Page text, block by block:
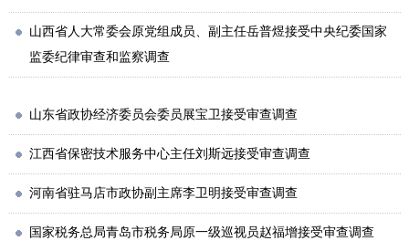
山西省人大常委会原党组成员、副主任岳普煜接受中央纪委国家
监委纪律审查和监察调查
山东省政协经济委员会委员展宝卫接受审查调查
江西省保密技术服务中心主任刘斯远接受审查调查
河南省驻马店市政协副主席李卫明接受审查调查
国家税务总局青岛市税务局原一级巡视员赵福增接受审查调查